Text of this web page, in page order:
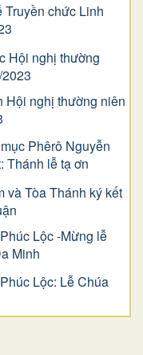
Truyền chức Linh
Hội nghị thường
Hội nghị thường niên
Phêrô Nguyễn
Thánh lễ tạ ơn
và Tòa Thánh ký kết
Lộc -Mừng lễ
Minh
Lộc: Lễ Chúa